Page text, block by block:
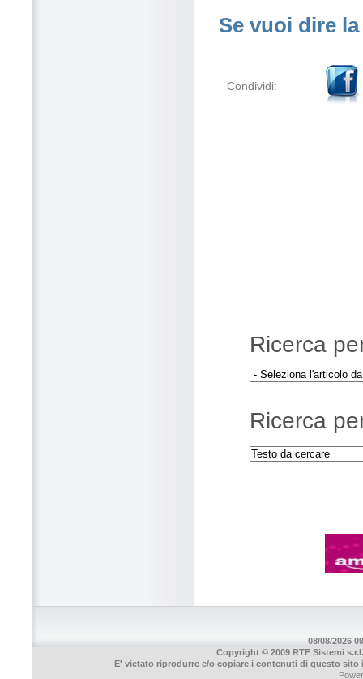
Se vuoi dire
Condividi:
Ricerca
Ricerca
08/08/2026
Copyright © 2009 RTF Sistemi
E' vietato riprodurre e/o copiare i contenuti di questo